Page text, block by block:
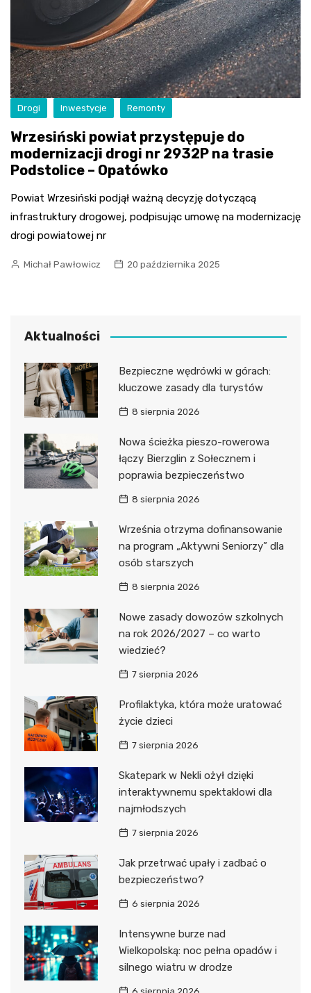
Drogi Inwestycje Remonty
Wrzesiński powiat przystępuje do
modernizacji drogi nr 2932P na trasie
Podstolice – Opatówko
Powiat Wrzesiński podjął ważną decyzję dotyczącą
infrastruktury drogowej, podpisując umowę na modernizację
drogi powiatowej nr
Michał Pawłowicz 20 października 2025
Aktualności
Bezpieczne wędrówki w górach:
kluczowe zasady dla turystów
8 sierpnia 2026
Nowa ścieżka pieszo-rowerowa
łączy Bierzglin z Sołecznem i
poprawia bezpieczeństwo
8 sierpnia 2026
Września otrzyma dofinansowanie
na program „Aktywni Seniorzy” dla
osób starszych
8 sierpnia 2026
Nowe zasady dowozów szkolnych
na rok 2026/2027 – co warto
wiedzieć?
7 sierpnia 2026
Profilaktyka, która może uratować
życie dzieci
7 sierpnia 2026
Skatepark w Nekli ożył dzięki
interaktywnemu spektaklowi dla
najmłodszych
7 sierpnia 2026
Jak przetrwać upały i zadbać o
bezpieczeństwo?
6 sierpnia 2026
Intensywne burze nad
Wielkopolską: noc pełna opadów i
silnego wiatru w drodze